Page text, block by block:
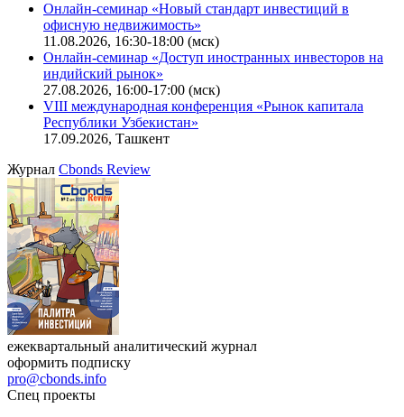
Онлайн-семинар «Новый стандарт инвестиций в
офисную недвижимость»
11.08.2026, 16:30-18:00 (мск)
Онлайн-семинар «Доступ иностранных инвесторов на
индийский рынок»
27.08.2026, 16:00-17:00 (мск)
VIII международная конференция «Рынок капитала
Республики Узбекистан»
17.09.2026, Ташкент
Журнал Cbonds Review
ежеквартальный аналитический журнал
оформить подписку
pro@cbonds.info
Спец проекты